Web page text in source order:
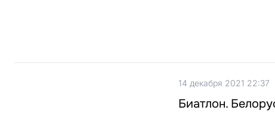
14 декабря 2021 22:37
Биатлон.